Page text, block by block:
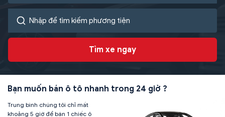
Tìm xe ngay
Bạn muốn bán ô tô nhanh trong 24 giờ ?
Trung bình chúng tôi chỉ mất
khoảng 5 giờ để bán 1 chiếc ô